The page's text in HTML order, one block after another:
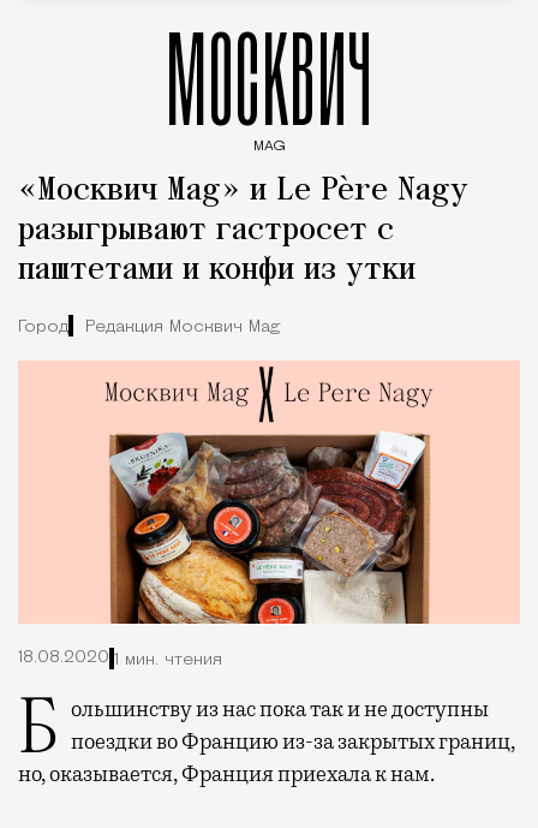
МОСКВИЧ
MAG
«Москвич Mag» и Le Père Nagy
разыгрывают гастросет с
паштетами и конфи из утки
Город Редакция Москвич Mag
18.08.2020 1 мин. чтения
Большинству из нас пока так и не доступны поездки во Францию из-за закрытых границ,
но, оказывается, Франция приехала к нам.